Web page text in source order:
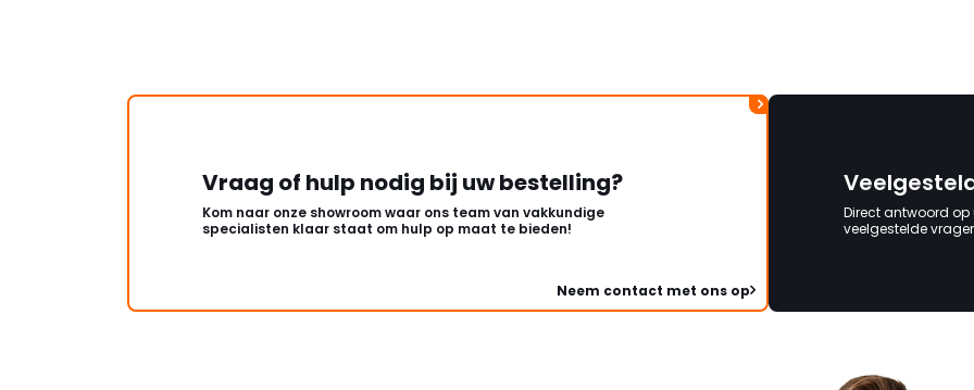
Vraag of hulp nodig bij uw bestelling?
Kom naar onze showroom waar ons team van vakkundige
specialisten klaar staat om hulp op maat te bieden!
Neem contact met ons op
Direct antwoord op
veelgestelde